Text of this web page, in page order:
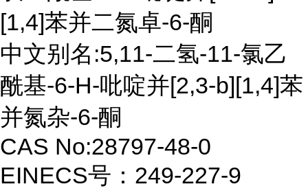
[1,4]苯并二氮卓-6-酮
中文别名:5,11-二氢-11-氯乙
酰基-6-H-吡啶并[2,3-b][1,4]苯
并氮杂-6-酮
CAS No:28797-48-0
EINECS号：249-227-9